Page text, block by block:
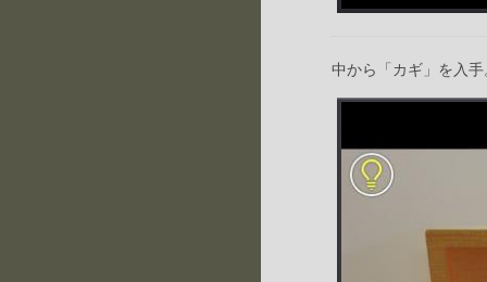
中から「カギ」を入手